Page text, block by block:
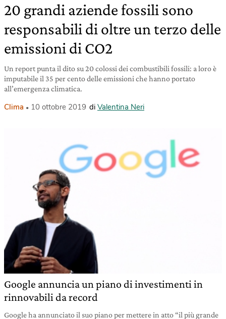
20 grandi aziende fossili sono
responsabili di oltre un terzo delle
emissioni di CO2
Un report punta il dito su 20 colossi dei combustibili fossili: a loro è
imputabile il 35 per cento delle emissioni che hanno portato
all’emergenza climatica.
Clima 10 ottobre 2019 di Valentina Neri
Google annuncia un piano di investimenti in
rinnovabili da record
Google ha annunciato il suo piano per mettere in atto “il più grande